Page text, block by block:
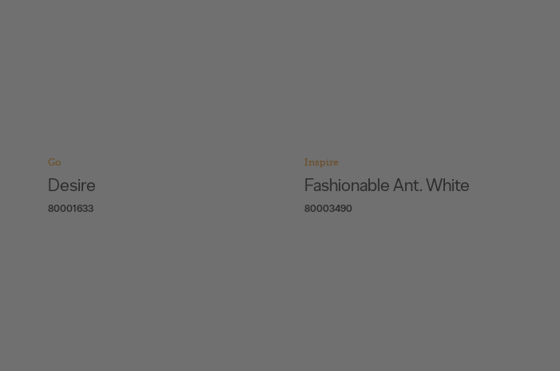
Go
Desire
80001633
Inspire
Fashionable Ant. White
80003490